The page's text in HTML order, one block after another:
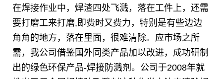
在焊接作业中，焊渣四处飞溅，落在工件上，还需
要打磨工来打磨,即费时又费力，特别是有些边边
角角的地方，落在里面，很难清除。应市场之所
需，我公司借鉴国外同类产品加以改进，成功研制
出的绿色环保产品-焊接防溅剂。公司于2008年就